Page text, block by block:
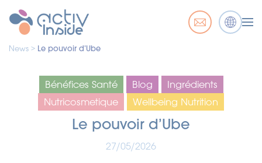
News > Le pouvoir d’Ube
Bénéfices Santé Blog
Ingrédients
Nutricosmetique
Wellbeing Nutrition
Le pouvoir d’Ube
27/05/2026